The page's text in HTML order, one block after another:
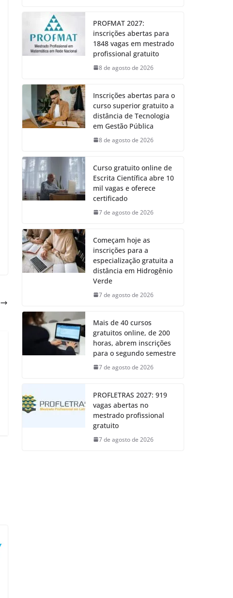
PROFMAT 2027:
inscrições abertas para
1848 vagas em mestrado
profissional gratuito
8 de agosto de 2026
Inscrições abertas para o
curso superior gratuito a
distância de Tecnologia
em Gestão Pública
8 de agosto de 2026
Curso gratuito online de
Escrita Científica abre 10
mil vagas e oferece
certificado
7 de agosto de 2026
Começam hoje as
inscrições para a
especialização gratuita a
distância em Hidrogênio
Verde
7 de agosto de 2026
Mais de 40 cursos
gratuitos online, de 200
horas, abrem inscrições
para o segundo semestre
7 de agosto de 2026
PROFLETRAS 2027: 919
vagas abertas no
mestrado profissional
gratuito
7 de agosto de 2026